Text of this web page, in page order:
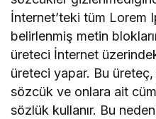
İnternet’teki tüm Lorem
belirlenmiş metin
üreteci İnternet
üreteci yapar. Bu
sözcük ve onlara ait
sözlük kullanır. Bu